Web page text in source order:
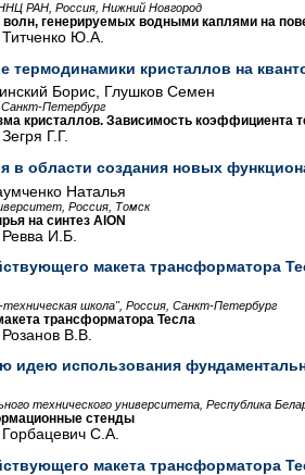
РАН, Россия, Нижний Новгород
генерируемых водными каплями на
Титченко Ю.А.
термодинамики кристаллов на
Борис, Глушков Семен
Петербург
кристаллов. Зависимость коэффициента
Г.Г.
в области создания новых
Наталья
Россия, Томск
на синтез AlON
И.Б.
макета трансформатора
техническая школа", Россия, Санкт-Петербург
трансформатора Тесла
В.В.
идею использования
технического университета, Республика
стенды
С.А.
макета трансформатора